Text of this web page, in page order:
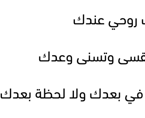
روحي عندك
وتسنى وعدك
في بعدك ولا لحظة بعدك